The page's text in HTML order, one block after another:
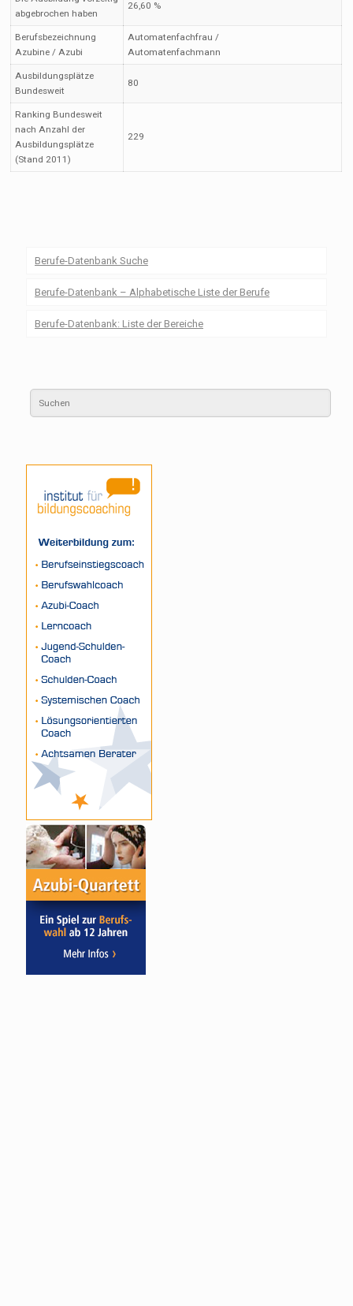
abgebrochen haben
26,60 %
Berufsbezeichnung
Azubine / Azubi
Automatenfachfrau /
Automatenfachmann
Ausbildungsplätze
Bundesweit
80
Ranking Bundesweit
nach Anzahl der
Ausbildungsplätze
(Stand 2011)
229
Berufe-Datenbank Suche
Berufe-Datenbank – Alphabetische Liste der Berufe
Berufe-Datenbank: Liste der Bereiche